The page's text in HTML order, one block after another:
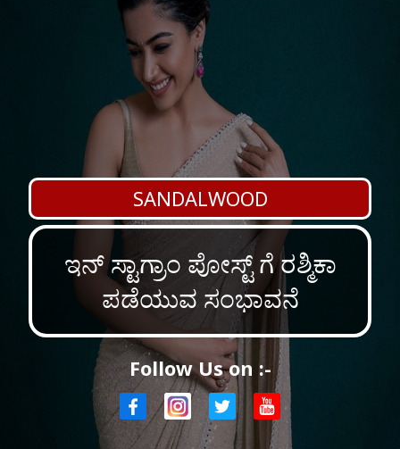
ರಿಷಬ್ ಶೆಟ್ಟಿ
ಆದರೆ ಎಲ್ಲರೂ ರಾಮನಾಗಿ ಜನರನ್ನು ಸೆಳೆಯಲು
ಯಶಸ್ವಿಯಾಗಿಲ್ಲ. ಹಾಗಿದ್ದರೆ ಈಗಿನ ನಟರ ಪೈಕಿ
ಶ್ರೀರಾಮಚಂದ್ರನ ಪಾತ್ರಕ್ಕೆ ತಕ್ಕವರಾಗಬಲ್ಲ ನಟರು
ಯಾರು ಎಂದು ನೋಡೋಣ.
SANDALWOOD
ಇನ್ ಸ್ಟಾಗ್ರಾಂ ಪೋಸ್ಟ್ ಗೆ ರಶ್ಮಿಕಾ
ಪಡೆಯುವ ಸಂಭಾವನೆ
Follow Us on :-